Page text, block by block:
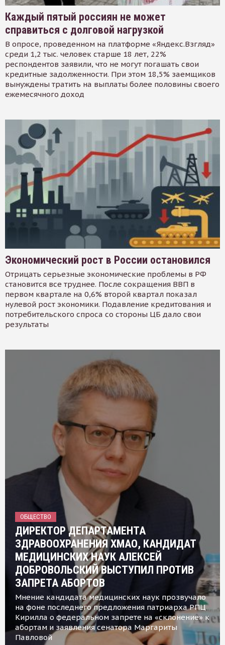
Каждый пятый россиян не может
справиться с долговой нагрузкой
В опросе, проведенном на платформе «Яндекс.Взгляд»
среди 1,2 тыс. человек старше 18 лет, 22%
респондентов заявили, что не могут погашать свои
кредитные задолженности. При этом 18,5% заемщиков
вынуждены тратить на выплаты более половины своего
ежемесячного доход
Экономический рост в России остановился
Отрицать серьезные экономические проблемы в РФ
становится все труднее. После сокращения ВВП в
первом квартале на 0,6% второй квартал показал
нулевой рост экономики. Подавление кредитования и
потребительского спроса со стороны ЦБ дало свои
результаты
ОБЩЕСТВО
ДИРЕКТОР ДЕПАРТАМЕНТА
ЗДРАВООХРАНЕНИЯ ХМАО, КАНДИДАТ
МЕДИЦИНСКИХ НАУК АЛЕКСЕЙ
ДОБРОВОЛЬСКИЙ ВЫСТУПИЛ ПРОТИВ
ЗАПРЕТА АБОРТОВ
Мнение кандидата медицинских наук прозвучало
на фоне последнего предложения патриарха РПЦ
Кирилла о федеральном запрете на «склонение» к
абортам и заявления сенатора Маргариты
Павловой